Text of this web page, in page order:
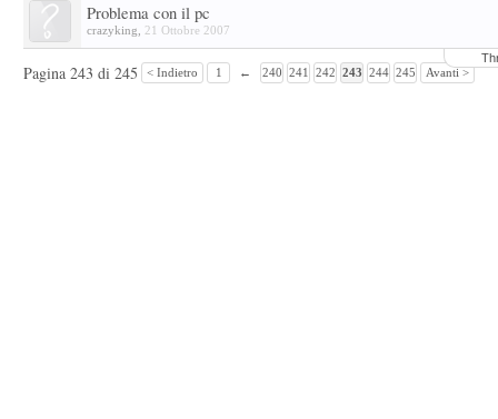
Problema con il pc
crazyking 21 Ottobre 2007
Pagina 243 di 245 < Indietro 1 ← 240 241 242 243 244 245 Avanti >